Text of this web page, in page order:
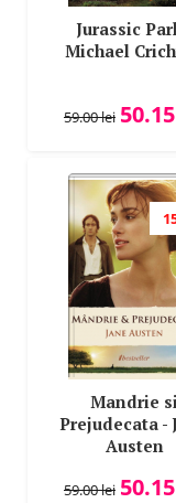
Jurassic
Michael
59.00lei 50.15
Mandrie
Prejudecata -
Austen
59.00lei 50.15